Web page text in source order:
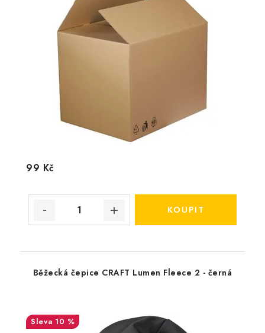
99 Kč
Běžecká čepice CRAFT Lumen Fleece 2 - černá
10 %